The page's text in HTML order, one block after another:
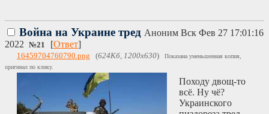
Война на Украине тред Аноним Вск Фев 27 17:01:16
2022
№21 [Ответ]
16459704760790.png (624Кб, 1200x630)
Показана уменьшенная копия,
оригинал по клику.
Походу двощ-то
всё. Ну чё?
Украинского